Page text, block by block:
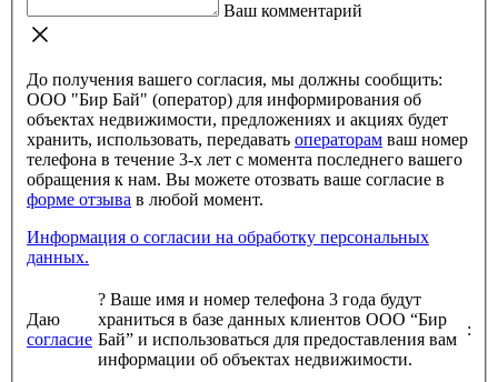
Ваш комментарий
До получения вашего согласия, мы должны сообщить:
ООО "Бир Бай" (оператор) для информирования об
объектах недвижимости, предложениях и акциях будет
хранить, использовать, передавать операторам
телефона в течение 3-х лет с момента последнего вашего
обращения к нам. Вы можете отозвать ваше согласие в
форме отзыва
в любой момент.
Информация о согласии на обработку персональных
данных.
Даю
согласие
? Ваше имя и номер телефона 3 года будут
храниться в базе данных клиентов ООО “Бир
Бай” и использоваться для предоставления вам
информации об объектах недвижимости.
: